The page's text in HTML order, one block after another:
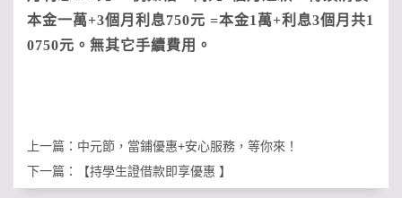
本金一萬+3個月利息750元 =本金1萬+利息3個月共1
0750元。無其它手續費用。
上一篇： 中元節，當鋪優惠+安心服務，等你來！
下一篇：
【持學生證借款即享優惠 】